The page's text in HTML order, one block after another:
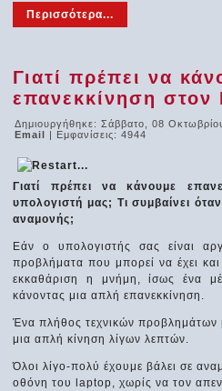
Περισσότερα...
Γιατί πρέπει να
επανεκκίνηση στον
Δημιουργήθηκε: Σάββατο, 08
Email | Εμφανίσεις: 4944
Γιατί πρέπει να κάνουμε
υπολογιστή μας; Τι συμβαίνει
αναμονής;
Εάν ο υπολογιστής σας είναι
προβλήματα που μπορεί να έχει και
εκκαθάριση η μνήμη, ίσως ένα
κάνοντας μια απλή επανεκκίνηση.
Ένα πλήθος τεχνικών προβλημάτων
μια απλή κίνηση λίγων λεπτών.
Όλοι λίγο-πολύ έχουμε βάλει σε
οθόνη του laptop, χωρίς να τον